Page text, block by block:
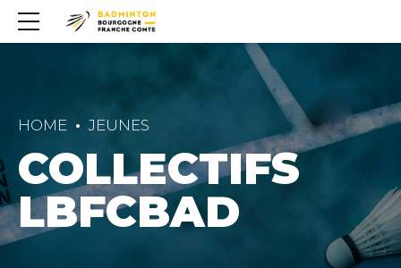
HOME JEUNES
COLLECTIFS
LBFCBAD